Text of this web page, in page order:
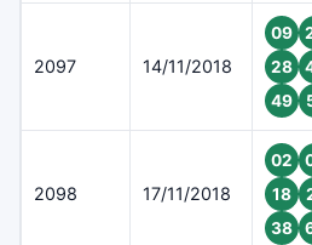
2097 14/11/2018
09
28
49
2098 17/11/2018
02
18
38